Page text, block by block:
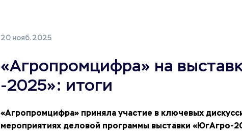
20 нояб. 2025
«Агропромцифра» на
-2025»: итоги
«Агропромцифра» приняла участие в ключевых
мероприятиях деловой программы выставки «ЮгАгро-